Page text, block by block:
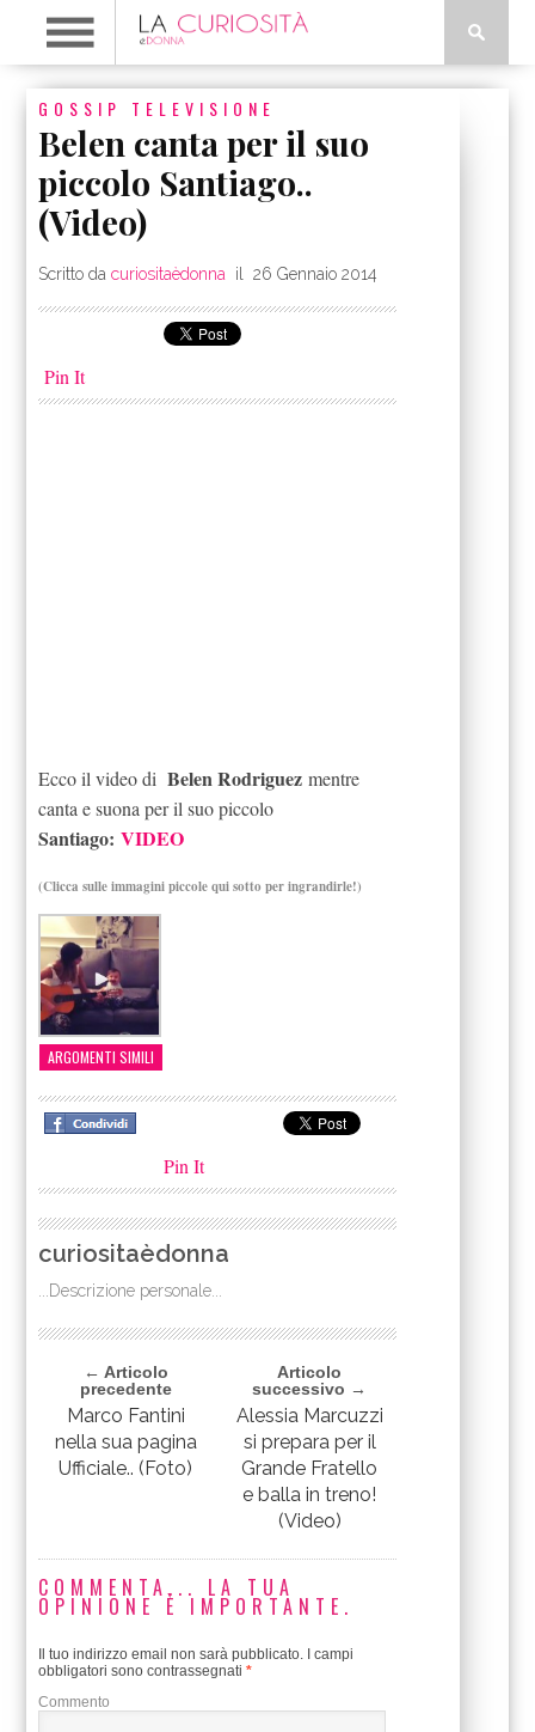
GOSSIP TELEVISIONE
Belen canta per il suo
piccolo Santiago..
(Video)
Scritto dacuriositaèdonna il26 Gennaio 2014
Pin It
Ecco il video diBelen Rodriguezmentre
canta e suona per il suo piccolo
Santiago:VIDEO
(Clicca sulle immagini piccole qui sotto per ingrandirle!)
ARGOMENTI SIMILI
Pin It
curiositaèdonna
...Descrizione personale...
← Articolo
precedente
Marco Fantini
nella sua pagina
Ufficiale.. (Foto)
Articolo
successivo →
Alessia Marcuzzi
si prepara per il
Grande Fratello
e balla in treno!
(Video)
COMMENTA... LA TUA
OPINIONE È IMPORTANTE.
Il tuo indirizzo email non sarà pubblicato. I campi
obbligatori sono contrassegnati*
Commento